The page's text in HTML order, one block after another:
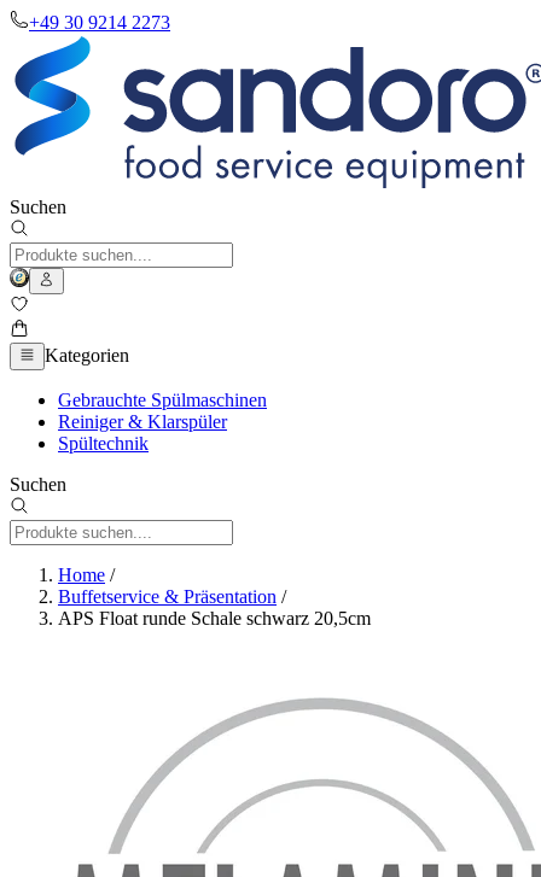
+49 30 9214 2273
Suchen
Kategorien
Gebrauchte Spülmaschinen
Reiniger & Klarspüler
Spültechnik
Suchen
Home /
Buffetservice & Präsentation /
APS Float runde Schale schwarz 20,5cm